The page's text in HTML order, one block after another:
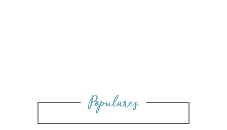
Populares